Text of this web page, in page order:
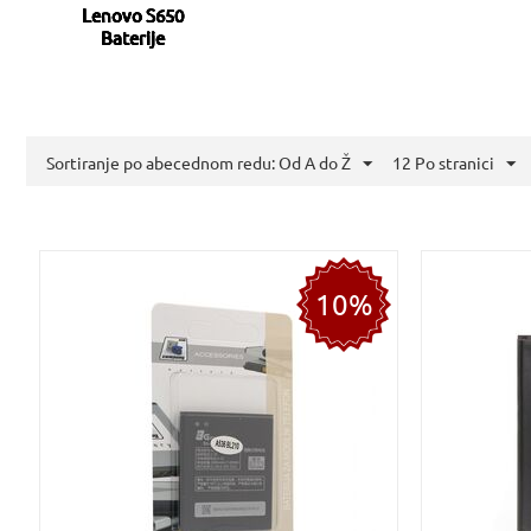
Lenovo S650
Baterije
Sortiranje po abecednom redu: Od A do Ž 12 Po stranici
10%